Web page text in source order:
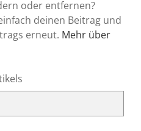
oder entfernen?
deinen Beitrag und
erneut. Mehr über